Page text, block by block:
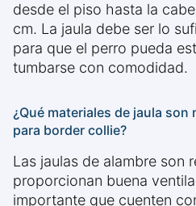
desde el piso hasta la
cm. La jaula debe ser lo
para que el perro pueda
tumbarse con comodidad.
¿Qué materiales de jaula
para border collie?
Las jaulas de alambre son
proporcionan buena
importante que cuenten